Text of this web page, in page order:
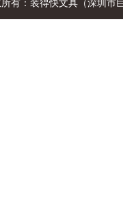
所有：装得快文具（深圳市